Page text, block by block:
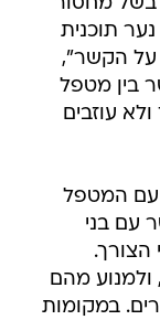
בשל מחסור
תוכנית
על הקשר",
בין מטפל
עוזבים
עם המטפל
עם בני
הצורך.
ולמנוע מהם
במקומות